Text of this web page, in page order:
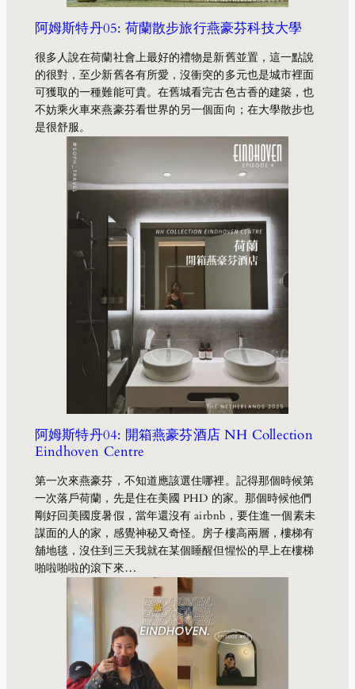
阿姆斯特丹05: 荷蘭散步旅行燕豪芬科技大學
很多人說在荷蘭社會上最好的禮物是新舊並置，這一點說
的很對，至少新舊各有所愛，沒衝突的多元也是城市裡面
可獲取的一種難能可貴。在舊城看完古色古香的建築，也
不妨乘火車來燕豪芬看世界的另一個面向；在大學散步也
是很舒服。
阿姆斯特丹04: 開箱燕豪芬酒店 NH Collection
Eindhoven Centre
第一次來燕豪芬，不知道應該選住哪裡。記得那個時候第
一次落戶荷蘭，先是住在美國 PHD 的家。那個時候他們
剛好回美國度暑假，當年還沒有 airbnb，要住進一個素未
謀面的人的家，感覺神秘又奇怪。房子樓高兩層，樓梯有
舖地毯，沒住到三天我就在某個睡醒但惺忪的早上在樓梯
啪啦啪啦的滾下來…